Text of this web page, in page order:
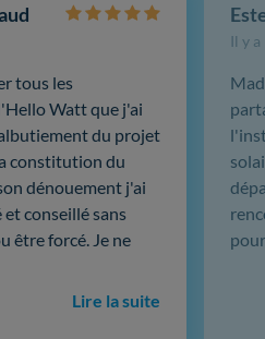
tous les
Watt que j'ai
du projet
constitution du
dénouement j'ai
et conseillé sans
être forcé. Je ne
Lire la suite
Il y